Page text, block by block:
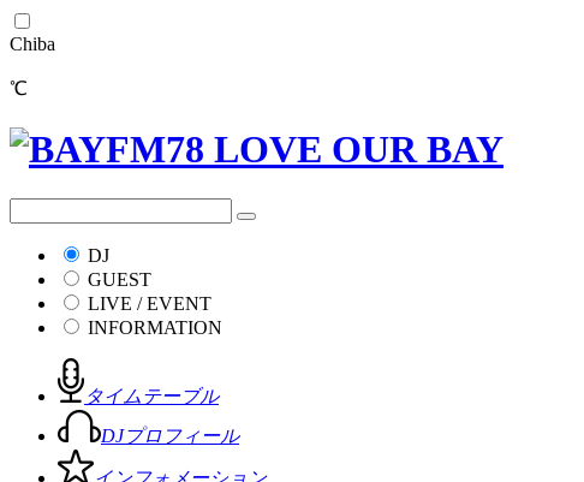
Chiba
℃
DJ
GUEST
LIVE / EVENT
INFORMATION
タイムテーブル
DJプロフィール
インフォメーション